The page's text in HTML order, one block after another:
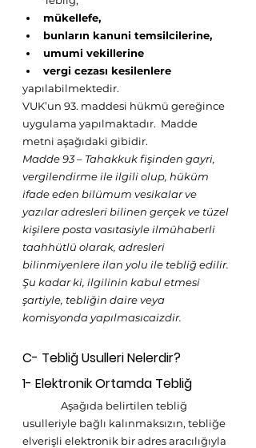
mükellefe,
bunların kanuni temsilcilerine,
umumi vekillerine
vergi cezası kesilenlere
yapılabilmektedir.
VUK’un 93. maddesi hükmü gereğince
uygulama yapılmaktadır.  Madde
metni aşağıdaki gibidir.
Madde 93 – Tahakkuk fişinden gayri,
vergilendirme ile ilgili olup, hüküm
ifade eden bilümum vesikalar ve
yazılar adresleri bilinen gerçek ve tüzel
kişilere posta vasıtasiyle ilmühaberli
taahhütlü olarak, adresleri
bilinmiyenlere ilan yolu ile tebliğ edilir.
Şu kadar ki, ilgilinin kabul etmesi
şartiyle, tebliğin daire veya
komisyonda yapılmasıcaizdir.
C- Tebliğ Usulleri Nelerdir?
1- Elektronik Ortamda Tebliğ
Aşağıda belirtilen tebliğ
usulleriyle bağlı kalınmaksızın, tebliğe
elverişli elektronik bir adres aracılığıyla